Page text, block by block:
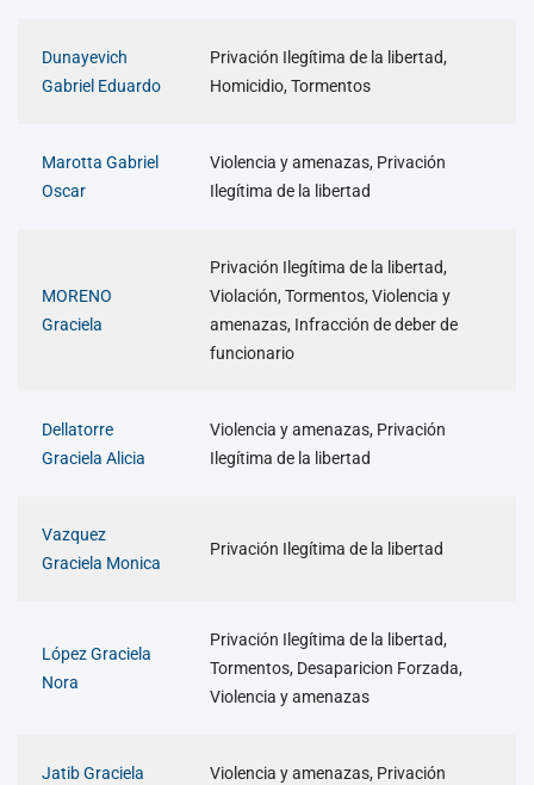
Dunayevich
Gabriel Eduardo
Privación Ilegítima de la libertad,
Homicidio, Tormentos
Marotta Gabriel
Oscar
Violencia y amenazas, Privación
Ilegítima de la libertad
MORENO
Graciela
Privación Ilegítima de la libertad,
Violación, Tormentos, Violencia y
amenazas, Infracción de deber de
funcionario
Dellatorre
Graciela Alicia
Violencia y amenazas, Privación
Ilegítima de la libertad
Vazquez
Graciela Monica
Privación Ilegítima de la libertad
López Graciela
Nora
Privación Ilegítima de la libertad,
Tormentos, Desaparicion Forzada,
Violencia y amenazas
Jatib Graciela
Violencia y amenazas, Privación